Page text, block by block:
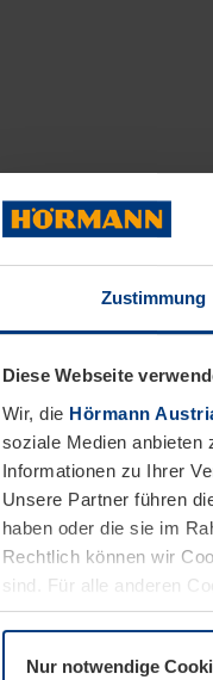
Zustimmung
Diese Webseite
Wir, die Hörmann
soziale Medien anbieten
Informationen zu Ihrer
Unsere Partner führen
haben oder die sie im
Rechtlich können wir
sind. Für alle anderen
Erläuterung auf der Seite
Nur notwendige